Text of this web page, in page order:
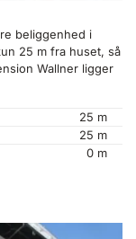
beliggenhed i
25 m fra huset, så
Wallner ligger
25 m
25 m
0 m